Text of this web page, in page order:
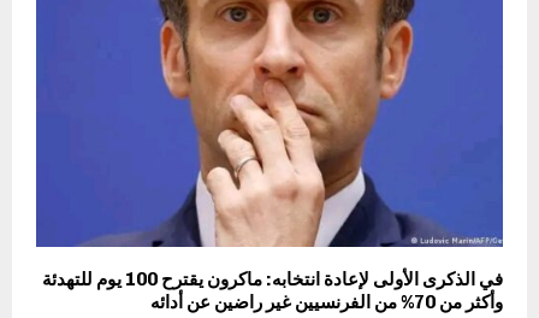
في الذكرى الأولى لإعادة انتخابه: ماكرون يقترح 100 يوم للتهدئة
وأكثر من 70% من الفرنسيين غير راضين عن أدائه